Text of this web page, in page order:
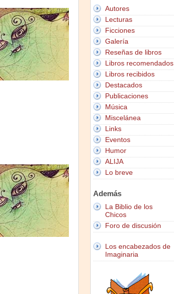
Autores
Lecturas
Ficciones
Galería
Reseñas de libros
Libros recomendados
Libros recibidos
Destacados
Publicaciones
Música
Miscelánea
Links
Eventos
Humor
ALIJA
Lo breve
Además
La Biblio de los
Chicos
Foro de discusión
Los encabezados de
Imaginaria